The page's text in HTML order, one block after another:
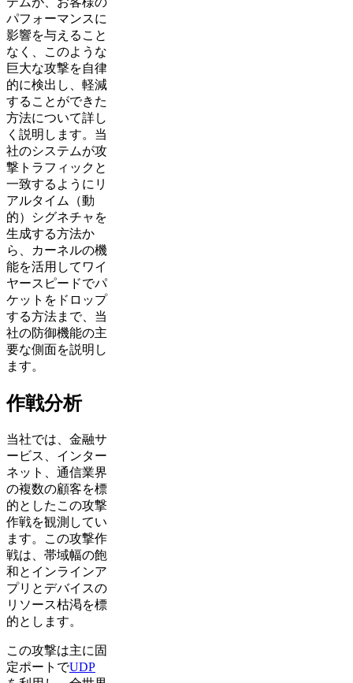
パフォーマンスに
影響を与えること
なく、このような
巨大な攻撃を自律
的に検出し、軽減
することができた
方法について詳し
く説明します。当
社のシステムが攻
撃トラフィックと
一致するようにリ
アルタイム（動
的）シグネチャを
生成する方法か
ら、カーネルの機
能を活用してワイ
ヤースピードでパ
ケットをドロップ
する方法まで、当
社の防御機能の主
要な側面を説明し
ます。
作戦分析
当社では、金融サ
ービス、インター
ネット、通信業界
の複数の顧客を標
的としたこの攻撃
作戦を観測してい
ます。この攻撃作
戦は、帯域幅の飽
和とインラインア
プリとデバイスの
リソース枯渇を標
的とします。
この攻撃は主に固
定ポートでUDP